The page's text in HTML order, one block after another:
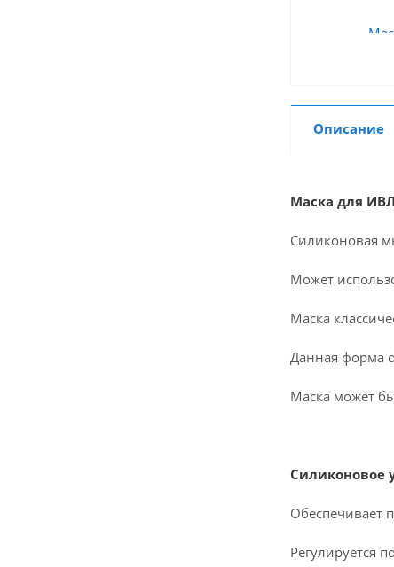
Описание
Маска для
Силиконовая
Может
Маска
Данная форма
Маска может
Силиконовое
Обеспечивает
Регулируется